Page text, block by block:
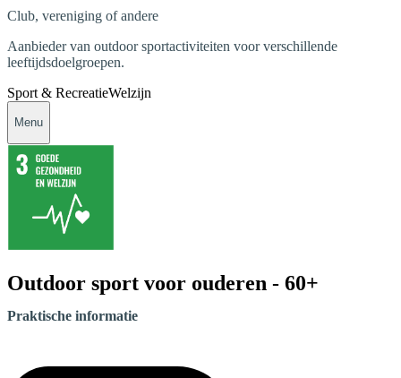
Club, vereniging of andere
Aanbieder van outdoor sportactiviteiten voor verschillende
leeftijdsdoelgroepen.
Sport & RecreatieWelzijn
Menu
Outdoor sport voor ouderen - 60+
Praktische informatie